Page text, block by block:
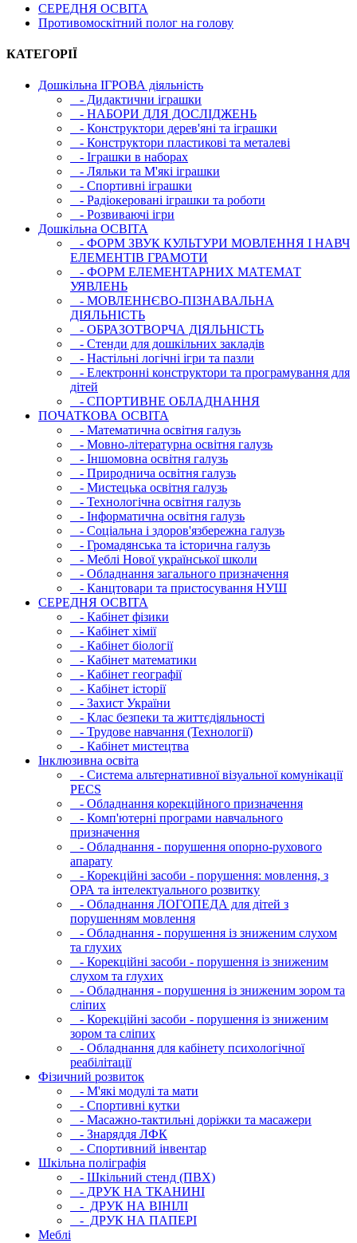
СЕРЕДНЯ ОСВIТА
Противомоскітний полог на голову
КАТЕГОРІЇ
Дошкільна ІГРОВА діяльність
- Дидактични іграшки
- НАБОРИ ДЛЯ ДОСЛІДЖЕНЬ
- Конструктори дерев'яні та іграшки
- Конструктори пластикові та металеві
- Іграшки в наборах
- Ляльки та М'які іграшки
- Спортивні іграшки
- Радіокеровані іграшки та роботи
- Розвиваючі ігри
Дошкільна ОСВIТА
- ФОРМ ЗВУК КУЛЬТУРИ МОВЛЕННЯ І НАВЧ
ЕЛЕМЕНТІВ ГРАМОТИ
- ФОРМ ЕЛЕМЕНТАРНИХ МАТЕМАТ
УЯВЛЕНЬ
- МОВЛЕННЄВО-ПІЗНАВАЛЬНА
ДІЯЛЬНІСТЬ
- ОБРАЗОТВОРЧА ДІЯЛЬНІСТЬ
- Стенди для дошкільних закладів
- Настільні логічні ігри та пазли
- Електронні конструктори та програмування для
дітей
- СПОРТИВНЕ ОБЛАДНАННЯ
ПОЧАТКОВА ОСВIТА
- Математична освітня галузь
- Мовно-літературна освітня галузь
- Iншомовна освітня галузь
- Природнича освітня галузь
- Мистецька освітня галузь
- Технологічна освітня галузь
- Інфopматична освітня галузь
- Соціальна і здоров'язбережна галузь
- Громадянська та історична галузь
- Меблі Нової української школи
- Обладнання загального призначення
- Канцтовари та пристосування НУШ
СЕРЕДНЯ ОСВIТА
- Кабінет фізики
- Кабінет хімії
- Кабінет біології
- Кабінет математики
- Кабінет географії
- Кабінет історії
- Захист України
- Клас безпеки та життєдіяльності
- Трудове навчання (Технології)
- Кабінет мистецтва
Інклюзивна освіта
- Система альтернативної візуальної комунікації
PECS
- Обладнання корекційного призначення
- Комп'ютерні програми навчального
призначення
- Обладнання - порушення опорно-рухового
апарату
- Корекційні засоби - порушення: мовлення, з
ОРА та інтелектуального розвитку
- Обладнання ЛОГОПЕДА для дітей з
порушенням мовлення
- Обладнання - порушення із зниженим слухом
та глухих
- Корекційні засоби - порушення із зниженим
слухом та глухих
- Обладнання - порушення із зниженим зором та
сліпих
- Корекційні засоби - порушення із зниженим
зором та сліпих
- Обладнання для кабінету психологічної
реабілітації
Фізичний розвиток
- М'які модулi та мати
- Спортивні кутки
- Масажно-тактильні доріжки та масажери
- Знаряддя ЛФК
- Спортивний інвентар
Шкільна поліграфія
- Шкільний стенд (ПВХ)
- ДРУК НА ТКАНИНІ
- ДРУК НА ВІНІЛІ
- ДРУК НА ПАПЕРІ
Меблі